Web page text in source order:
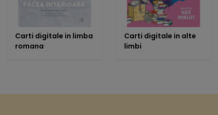
Carti digitale in limba
romana
Carti digitale in alte
limbi